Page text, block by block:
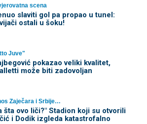
scena
slaviti gol pa propao u tunel:
ostali u šoku!
Juve"
pokazao veliki kvalitet,
može biti zadovoljan
Zaječara i Srbije…
šta ovo liči?" Stadion koji su otvorili
i Dodik izgleda katastrofalno